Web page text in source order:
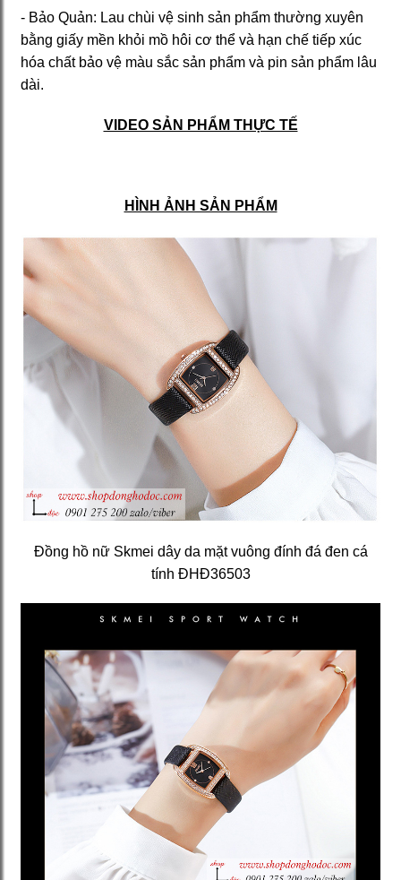
- Bảo Quản: Lau chùi vệ sinh sản phẩm thường xuyên
bằng giấy mền khỏi mồ hôi cơ thể và hạn chế tiếp xúc
hóa chất bảo vệ màu sắc sản phẩm và pin sản phẩm lâu
dài.
VIDEO SẢN PHẨM THỰC TẾ
HÌNH ẢNH SẢN PHẨM
Đồng hồ nữ Skmei dây da mặt vuông đính đá đen cá
tính ĐHĐ36503